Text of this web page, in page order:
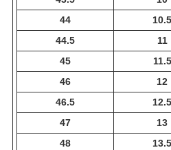
44
10.5
44.5
11
45
11.5
46
12
46.5
12.5
47
13
48
13.5